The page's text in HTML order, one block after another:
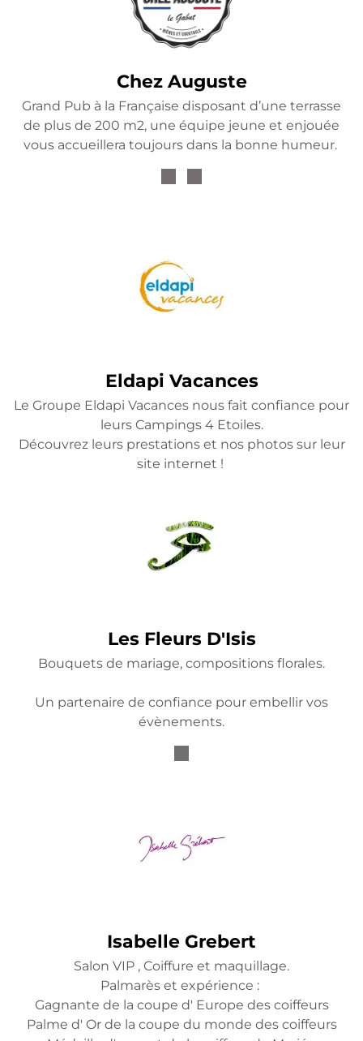
Chez Auguste
Grand Pub à la Française disposant d’une terrasse
de plus de 200 m2, une équipe jeune et enjouée
vous accueillera toujours dans la bonne humeur.
Eldapi Vacances
Le Groupe Eldapi Vacances nous fait confiance pour
leurs Campings 4 Etoiles.
Découvrez leurs prestations et nos photos sur leur
site internet !
Les Fleurs D'Isis
Bouquets de mariage, compositions florales.
Un partenaire de confiance pour embellir vos
évènements.
Isabelle Grebert
Salon VIP , Coiffure et maquillage.
Palmarès et expérience :
Gagnante de la coupe d' Europe des coiffeurs
Palme d' Or de la coupe du monde des coiffeurs